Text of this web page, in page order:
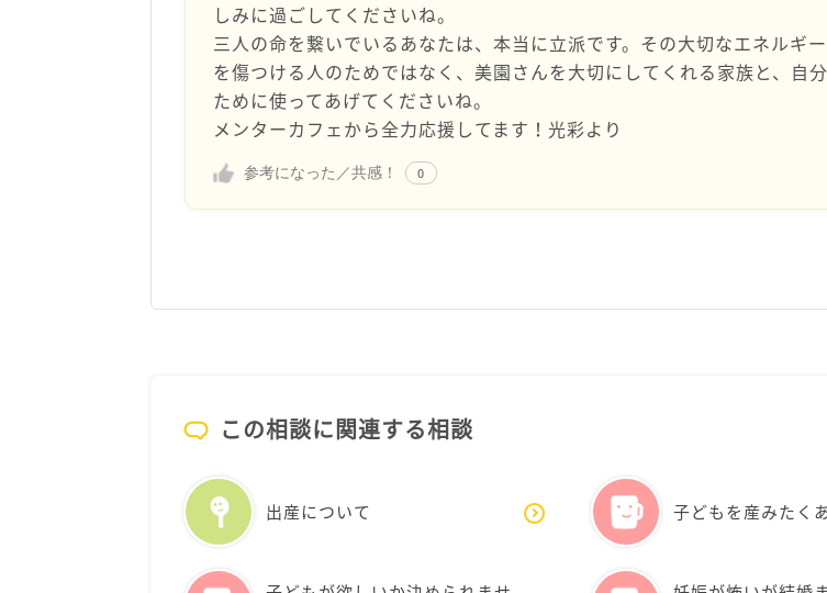
しみに過ごしてくださいね。
三人の命を繋いでいるあなたは、本当に立派です。その大切なエネルギ
を傷つける人のためではなく、美園さんを大切にしてくれる家族と、自
ために使ってあげてくださいね。
メンターカフェから全力応援してます！光彩より
参考になった／共感！ 0
この相談に関連する相談
出産について 子どもを産みたく